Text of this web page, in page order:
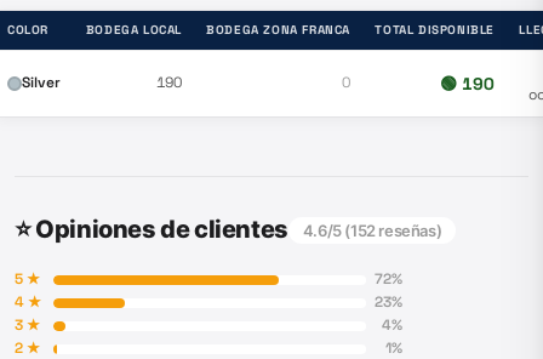
COLOR BODEGA LOCAL BODEGA ZONA FRANCA TOTAL DISPONIBLE
Silver 190 0 🟢 190
⭐ Opiniones de clientes 4.6/5 (152 reseñas)
5★ 72%
4★ 23%
3★ 4%
2★ 1%